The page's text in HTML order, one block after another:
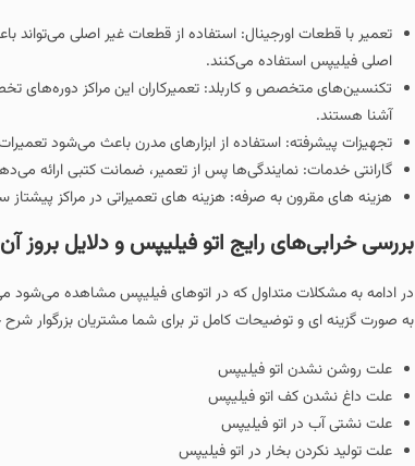
تعمیر با قطعات اورجینال: استفاده از قطعات غیر اصلی می‌تواند
اصلی فیلیپس استفاده می‌کنند.
تکنسین‌های متخصص و کاربلد: تعمیرکاران این مراکز دوره‌های
آشنا هستند.
تجهیزات پیشرفته: استفاده از ابزارهای مدرن باعث می‌شود
گارانتی خدمات: نمایندگی‌ها پس از تعمیر، ضمانت کتبی ارائه
هزینه های مقرون به صرفه: هزینه های تعمیراتی در مراکز
بررسی خرابی‌های رایج اتو فیلیپس و دلایل بروز
در ادامه به مشکلات متداول که در اتوهای فیلیپس مشاهده می‌شود
به صورت گزینه ای و توضیحات کامل تر برای شما مشتریان بزرگوار
علت روشن نشدن اتو فیلیپس
علت داغ نشدن کف اتو فیلیپس
علت نشتی آب در اتو فیلیپس
علت تولید نکردن بخار در اتو فیلیپس